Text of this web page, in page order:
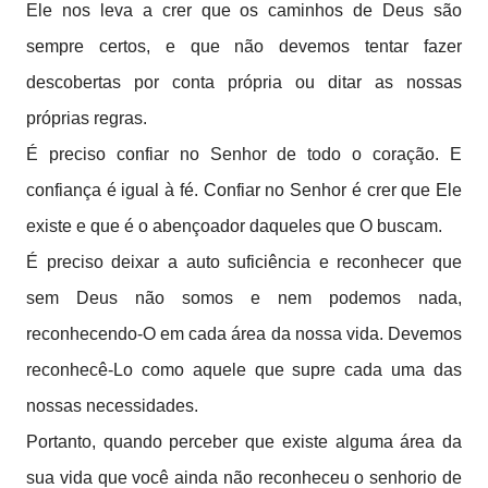
Ele nos leva a crer que os caminhos de Deus são
sempre certos, e que não devemos tentar fazer
descobertas por conta própria ou ditar as nossas
próprias regras.
É preciso confiar no Senhor de todo o coração. E
confiança é igual à fé. Confiar no Senhor é crer que Ele
existe e que é o abençoador daqueles que O buscam.
É preciso deixar a auto suficiência e reconhecer que
sem Deus não somos e nem podemos nada,
reconhecendo-O em cada área da nossa vida. Devemos
reconhecê-Lo como aquele que supre cada uma das
nossas necessidades.
Portanto, quando perceber que existe alguma área da
sua vida que você ainda não reconheceu o senhorio de